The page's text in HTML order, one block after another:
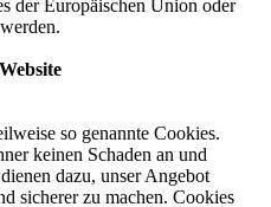
der Europäischen Union oder
so genannte Cookies.
keinen Schaden an und
dazu, unser Angebot
sicherer zu machen. Cookies